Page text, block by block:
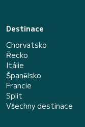
Destinace
Chorvatsko
Řecko
Itálie
Španělsko
Francie
Split
Všechny destinace